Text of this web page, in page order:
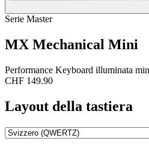
Serie Master
MX Mechanical Mini
Performance Keyboard illuminata
CHF 149.90
Layout della tastiera